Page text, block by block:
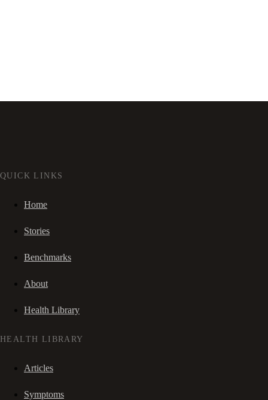
QUICK LINKS
Home
Stories
Benchmarks
About
Health Library
HEALTH LIBRARY
Articles
Symptoms